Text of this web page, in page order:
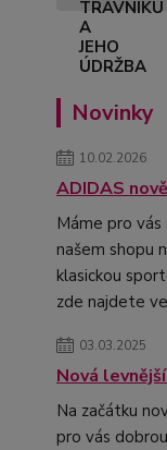
Novinky
10.02.2026
ADIDAS
Máme pro vás
našem shopu
klasickou
zde najdete
03.03.2025
Nová
Na začátku
pro vás